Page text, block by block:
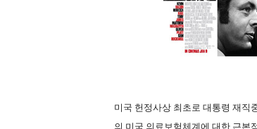
미국 헌정사상 최초로 대통령 재직
의 미국 의료보험체계에 대한 근본